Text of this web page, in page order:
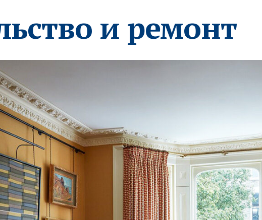
и ремонт